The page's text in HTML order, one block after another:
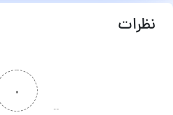
نظرات
۰